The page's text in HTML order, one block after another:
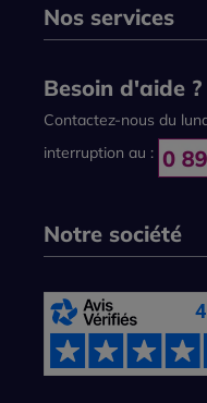
Nos services
Besoin d'aide ?
Contactez-nous du
interruption au :
Notre société